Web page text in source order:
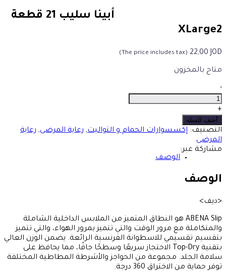
أبينا سليب 21 قطعة
XLarge2
22,00 JOD
(The price includes tax)
متاح بالمخزون
أبينا
سليب
21
قطعة
XLarge2
الكمية
-
+
أضف للسلة
التصنيف: إكسسوارات الحمام و التواليت, رعاية المرضى, رعاية
المرضى
مشاركة عبر:
الوصف
الوصف
<ديف>
ABENA Slip هو النطاق المتميز من الملابس الداخلية الشاملة
والمتكاملة مع مرور الوقت والتي تتميز بمرور الهواء، والتي تتميز
بتقسيم تقسيمي للاسطوانة الفرنسية الرائعة. يضمن الوزن العالي
بتقنية Top-Dry الاحتجاز سريعًا وسطحًا جافًا، مما يحافظ على
سلامة الجلد. مجموعة من الحواجز والأشرطة المطاطية المختلفة
توفر حماية من الاختراق 360 درجة.